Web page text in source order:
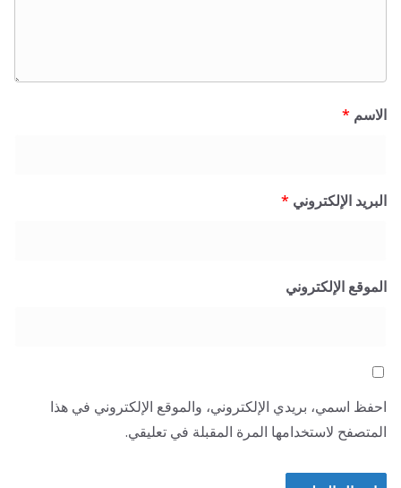
الاسم *
البريد الإلكتروني *
الموقع الإلكتروني
احفظ اسمي، بريدي الإلكتروني، والموقع الإلكتروني في هذا
المتصفح لاستخدامها المرة المقبلة في تعليقي.